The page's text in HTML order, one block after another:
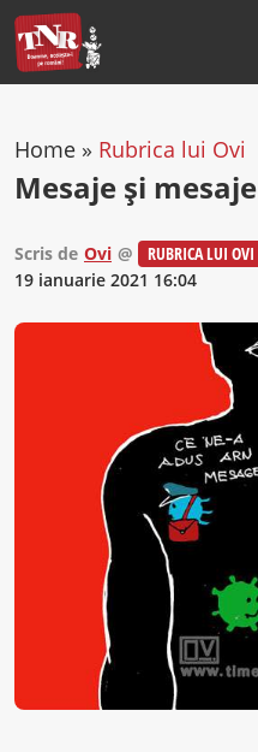
Home » Rubrica lui Ovi
Mesaje și mesaje
Scris de Ovi @
RUBRICA LUI OVI
19 ianuarie 2021 16:04